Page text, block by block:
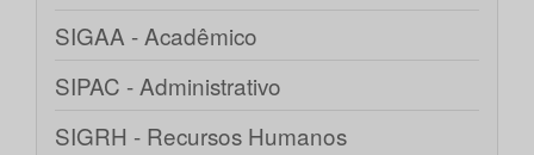
SIGAA - Acadêmico
SIPAC - Administrativo
SIGRH - Recursos Humanos